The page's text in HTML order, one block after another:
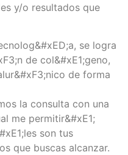
y/o resultados que
se logra
de col&#xE1;geno,
de forma
la consulta con una
me permitir&#xE1;
son tus
que buscas alcanzar.